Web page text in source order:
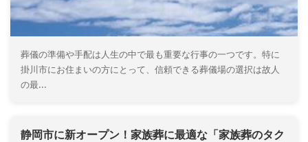
葬儀の準備や手配は人生の中で最も重要な行事の一つです。特に
掛川市にお住まいの方にとって、信頼できる葬儀場の選択は故人
の最...
静岡市に新オープン！家族葬に最適な「家族葬のタク